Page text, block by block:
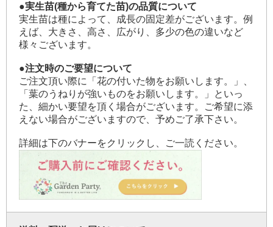
●実生苗(種から育てた苗)の品質について
実生苗は種によって、成長の固定差がございます。例
えば、大きさ、高さ、広がり、多少の色の違いなど
様々ございます。
●注文時のご要望について
ご注文頂い際に「花の付いた物をお願いします。」、
「葉のうねりが強いものをお願いします。」といっ
た、細かい要望を頂く場合がございます。ご希望に添
えない場合がございますので、予めご了承下さい。
詳細は下のバナーをクリックし、ご一読ください。